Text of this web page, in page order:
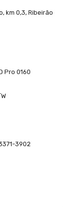
km 0,3, Ribeirão
Pro 0160
3902